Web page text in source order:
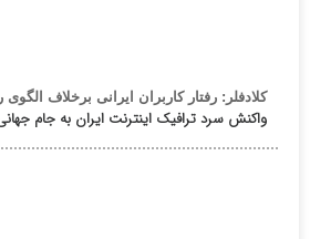
کلادفلر: رفتار کاربران ایرانی برخلاف الگوی
واکنش سرد ترافیک اینترنت ایران به جام جهانی